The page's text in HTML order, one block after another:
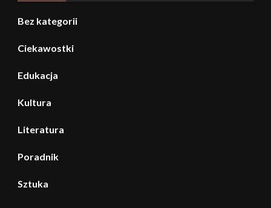
Bez kategorii
Ciekawostki
Edukacja
Kultura
Literatura
Poradnik
Sztuka